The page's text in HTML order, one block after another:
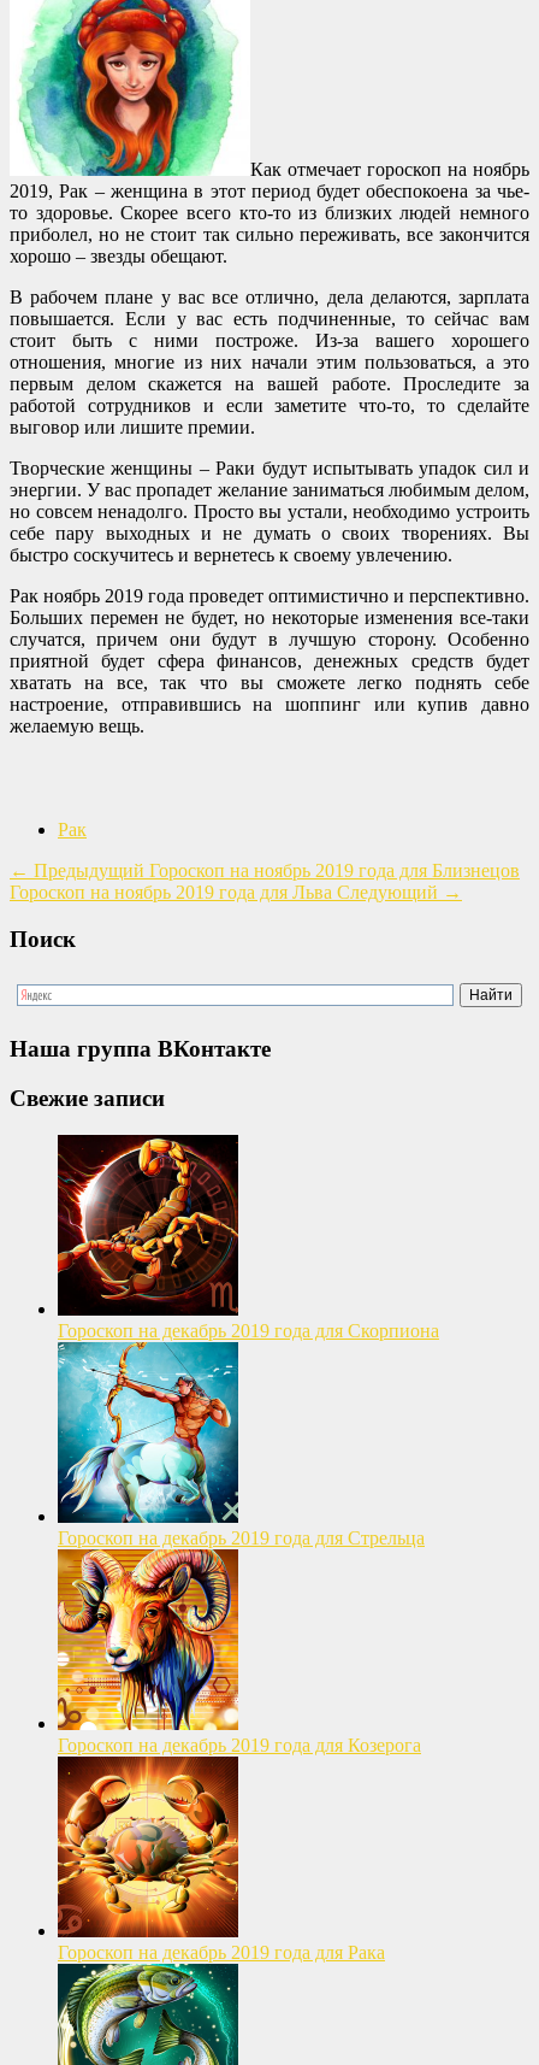
Как отмечает гороскоп на ноябрь
2019, Рак – женщина в этот период будет обеспокоена за чье-
то здоровье. Скорее всего кто-то из близких людей немного
приболел, но не стоит так сильно переживать, все закончится
хорошо – звезды обещают.
В рабочем плане у вас все отлично, дела делаются, зарплата
повышается. Если у вас есть подчиненные, то сейчас вам
стоит быть с ними построже. Из-за вашего хорошего
отношения, многие из них начали этим пользоваться, а это
первым делом скажется на вашей работе. Проследите за
работой сотрудников и если заметите что-то, то сделайте
выговор или лишите премии.
Творческие женщины – Раки будут испытывать упадок сил и
энергии. У вас пропадет желание заниматься любимым делом,
но совсем ненадолго. Просто вы устали, необходимо устроить
себе пару выходных и не думать о своих творениях. Вы
быстро соскучитесь и вернетесь к своему увлечению.
Рак ноябрь 2019 года проведет оптимистично и перспективно.
Больших перемен не будет, но некоторые изменения все-таки
случатся, причем они будут в лучшую сторону. Особенно
приятной будет сфера финансов, денежных средств будет
хватать на все, так что вы сможете легко поднять себе
настроение, отправившись на шоппинг или купив давно
желаемую вещь.
Рак
← Предыдущий Гороскоп на ноябрь 2019 года для Близнецов
Гороскоп на ноябрь 2019 года для Льва Следующий →
Поиск
Наша группа ВКонтакте
Свежие записи
Гороскоп на декабрь 2019 года для Скорпиона
Гороскоп на декабрь 2019 года для Стрельца
Гороскоп на декабрь 2019 года для Козерога
Гороскоп на декабрь 2019 года для Рака